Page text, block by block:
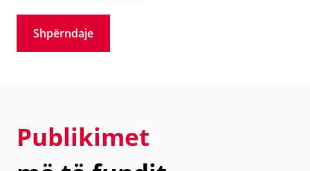
Shpërndaje
Publikimet